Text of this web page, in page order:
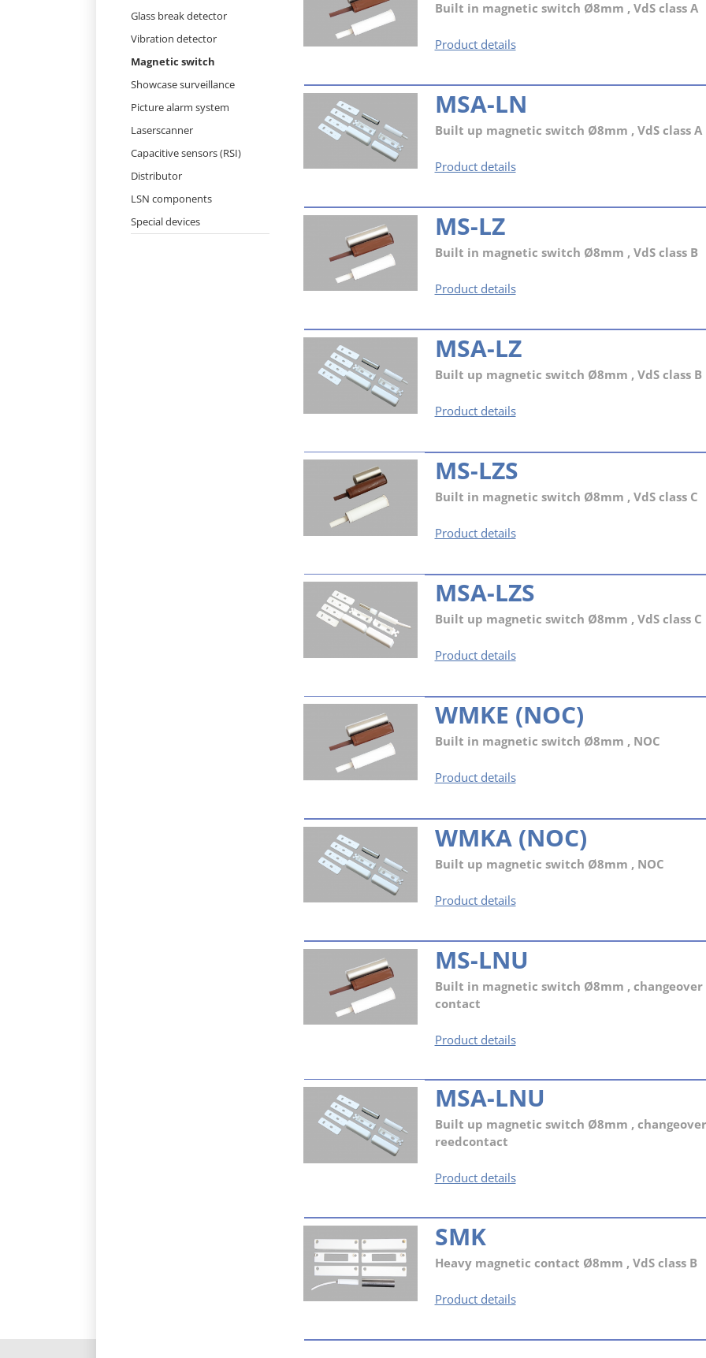
Skip
Glass break detector
Vibration detector
Magnetic switch
Showcase surveillance
Picture alarm system
Laserscanner
Capacitive sensors (RSI)
Distributor
LSN components
Special devices
Built in magnetic switch Ø8mm , VdS class A
Product detailsMS-
MSA-LN
Built up magnetic switch Ø8mm , VdS class A
Product detailsMSA-
MS-LZ
Built in magnetic switch Ø8mm , VdS class B
Product detailsMS-
MSA-LZ
Built up magnetic switch Ø8mm , VdS class B
Product detailsMSA-
MS-LZS
Built in magnetic switch Ø8mm , VdS class C
Product detailsMS-
MSA-LZS
Built up magnetic switch Ø8mm , VdS class C
Product detailsMSA-
WMKE (NOC)
Built in magnetic switch Ø8mm , NOC
Product detailsWMKE
WMKA (NOC)
Built up magnetic switch Ø8mm , NOC
Product detailsWMKA
MS-LNU
Built in magnetic switch Ø8mm , changeover
contact
Product detailsMS-
MSA-LNU
Built up magnetic switch Ø8mm , changeover
reedcontact
Product detailsMSA-
SMK
Heavy magnetic contact Ø8mm , VdS class B
Product detailsSMK